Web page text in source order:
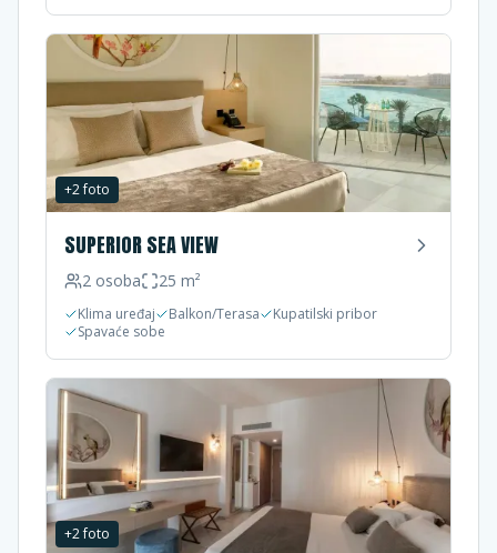
+2foto
SUPERIOR SEA VIEW
2 osoba 25 m²
Klima uređaj Balkon/Terasa
Kupatilski pribor
Spavaće sobe
+2foto